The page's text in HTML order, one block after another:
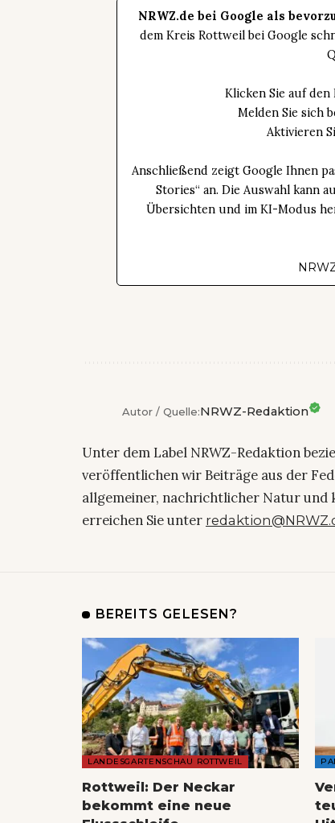
NRWZ.de bei Google als
dem Kreis Rottweil bei Google
Klicken Sie auf den
Melden Sie sich
Aktivieren
Anschließend zeigt Google Ihnen
Stories“ an. Die Auswahl kann
Übersichten und im KI-Modus
Autor / Quelle:NRWZ-Redaktion
Unter dem Label NRWZ-Redaktion
veröffentlichen wir Beiträge aus der
allgemeiner, nachrichtlicher Natur und
erreichen Sie unter
BEREITS GELESEN?
LANDESGARTENSCHAU ROTTWEIL
Rottweil: Der Neckar
bekommt eine neue